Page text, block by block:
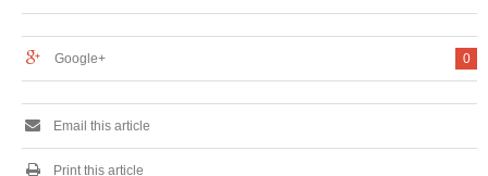
0
Google+
Email this article
Print this article